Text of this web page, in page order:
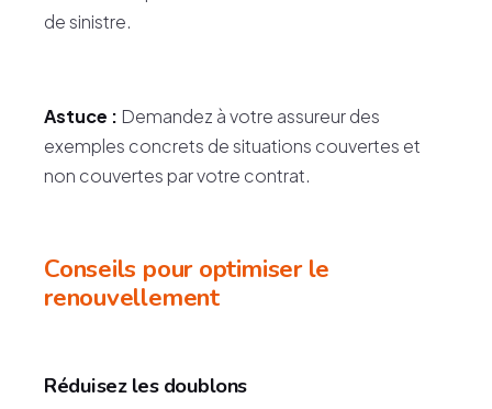
de sinistre.
Astuce : Demandez à votre assureur des
exemples concrets de situations couvertes et
non couvertes par votre contrat.
Conseils pour optimiser le
renouvellement
Réduisez les doublons